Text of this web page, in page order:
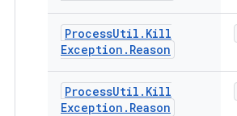
ProcessUtil . Kill
Exception . Reason
ProcessUtil . Kill
Exception . Reason